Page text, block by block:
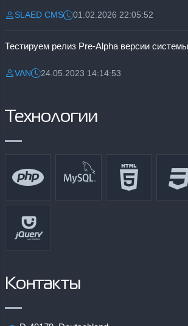
Разместил:
SLAED CMSДата:01.02.2026 22:05:52
Разместил:
VANДата:24.05.2023 14:14:53
Технологии
Контакты